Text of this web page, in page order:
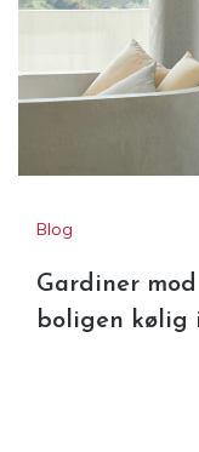
Blog
Gardiner
boligen kølig